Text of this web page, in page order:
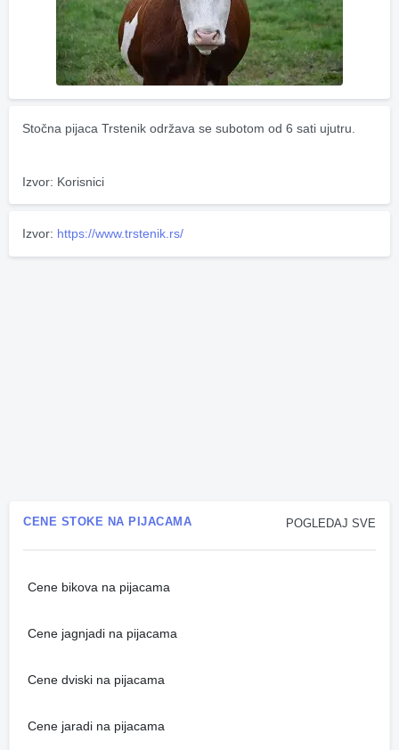
Stočna pijaca Trstenik održava se subotom od 6 sati ujutru.
Izvor: Korisnici
Izvor: https://www.trstenik.rs/
POGLEDAJ SVE
CENE STOKE NA PIJACAMA
Cene bikova na pijacama
Cene jagnjadi na pijacama
Cene dviski na pijacama
Cene jaradi na pijacama